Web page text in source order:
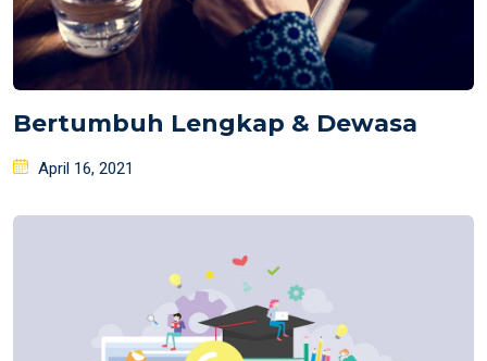
Bertumbuh Lengkap & Dewasa
Posted
April 16, 2021